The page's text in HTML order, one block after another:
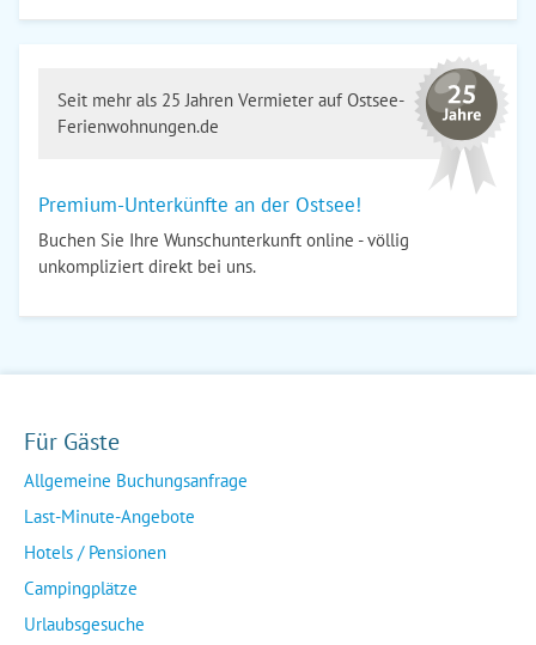
Seit mehr als 25 Jahren Vermieter auf Ostsee-
Ferienwohnungen.de
Premium-Unterkünfte an der Ostsee!
Buchen Sie Ihre Wunschunterkunft online - völlig
unkompliziert direkt bei uns.
Für Gäste
Allgemeine Buchungsanfrage
Last-Minute-Angebote
Hotels / Pensionen
Campingplätze
Urlaubsgesuche